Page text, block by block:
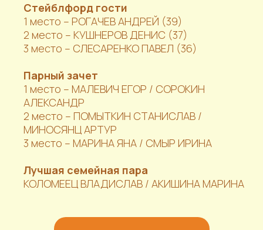
Стейблфорд гости
1 место – РОГАЧЕВ АНДРЕЙ (39)
2 место – КУШНЕРОВ ДЕНИС (37)
3 место – СЛЕСАРЕНКО ПАВЕЛ (36)
Парный зачет
1 место – МАЛЕВИЧ ЕГОР / СОРОКИН
АЛЕКСАНДР
2 место – ПОМЫТКИН СТАНИСЛАВ /
МИНОСЯНЦ АРТУР
3 место – МАРИНА ЯНА / СМЫР ИРИНА
Лучшая семейная пара
КОЛОМЕЕЦ ВЛАДИСЛАВ / АКИШИНА МАРИНА